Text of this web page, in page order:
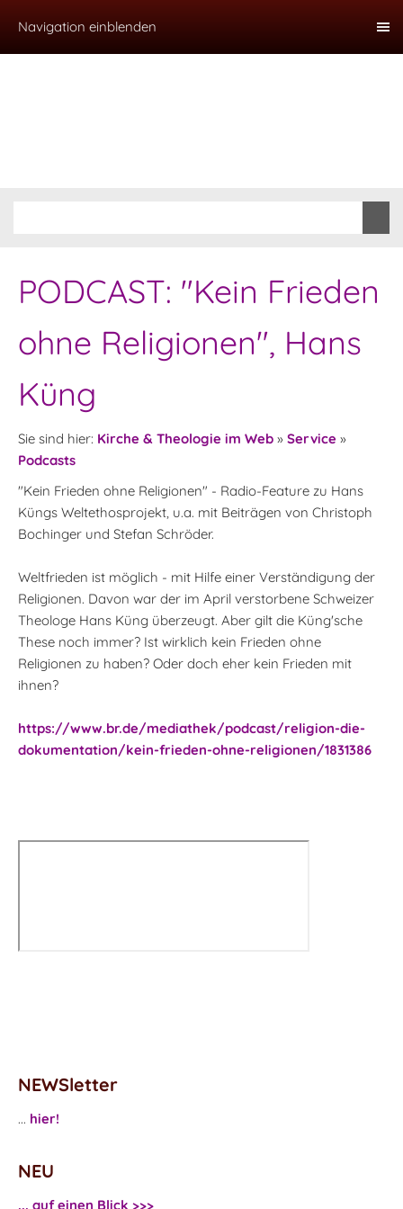
Navigation einblenden
PODCAST: "Kein Frieden
ohne Religionen", Hans
Küng
Sie sind hier: Kirche & Theologie im Web » Service »
Podcasts
"Kein Frieden ohne Religionen" - Radio-Feature zu Hans
Küngs Weltethosprojekt, u.a. mit Beiträgen von Christoph
Bochinger und Stefan Schröder.
Weltfrieden ist möglich - mit Hilfe einer Verständigung der
Religionen. Davon war der im April verstorbene Schweizer
Theologe Hans Küng überzeugt. Aber gilt die Küng'sche
These noch immer? Ist wirklich kein Frieden ohne
Religionen zu haben? Oder doch eher kein Frieden mit
ihnen?
https://www.br.de/mediathek/podcast/religion-die-
dokumentation/kein-frieden-ohne-religionen/1831386
NEWSletter
... hier!
NEU
... auf einen Blick >>>